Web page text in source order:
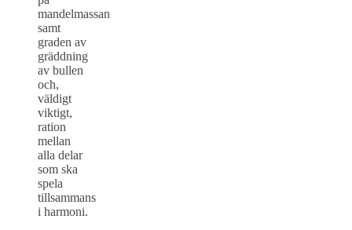
mandelmassan
samt
graden av
gräddning
av bullen
och,
väldigt
viktigt,
ration
mellan
alla delar
som ska
spela
tillsammans
i harmoni.